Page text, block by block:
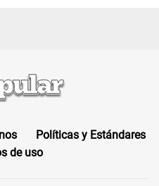
Políticas y Estándares
de uso